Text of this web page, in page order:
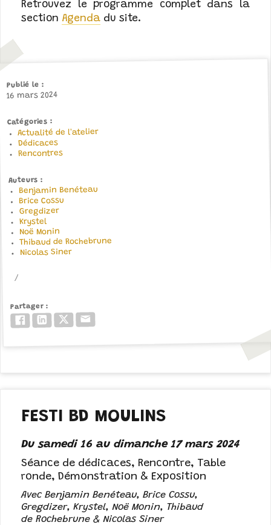
Retrouvez le programme complet dans la
section Agenda du site.
Publié le
16 mars 2024
Catégories
Actualité de l'atelier
Dédicaces
Rencontres
Auteurs
Benjamin Benéteau
Brice Cossu
Gregdizer
Krystel
Noë Monin
Thibaud de Rochebrune
Nicolas Siner
Partager
FacebookLinkedInTwitter/X
FESTI BD MOULINS
Du samedi 16 au dimanche 17 mars 2024
Séance de dédicaces, Rencontre, Table
ronde, Démonstration & Exposition
Avec Benjamin Benéteau, Brice Cossu,
Gregdizer, Krystel, Noë Monin, Thibaud
de Rochebrune & Nicolas Siner